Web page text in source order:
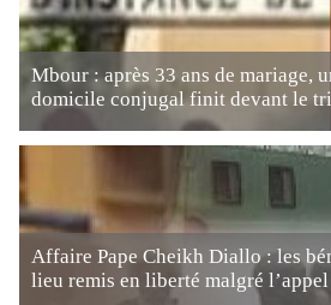
Mbour : après 33 ans de mariage,
domicile conjugal finit devant le
Affaire Pape Cheikh Diallo : les
lieu remis en liberté malgré